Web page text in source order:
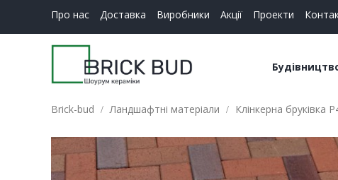
Про нас Доставка Виробники Акції Проекти
Керамічні
Brick-bud Ландшафтні матеріали Клінкерна бруківка